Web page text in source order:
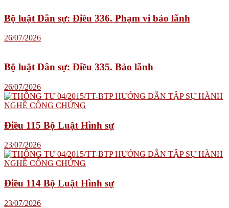
Bộ luật Dân sự: Điều 336. Phạm vi bảo lãnh
26/07/2026
Bộ luật Dân sự: Điều 335. Bảo lãnh
26/07/2026
Điều 115 Bộ Luật Hình sự
23/07/2026
Điều 114 Bộ Luật Hình sự
23/07/2026